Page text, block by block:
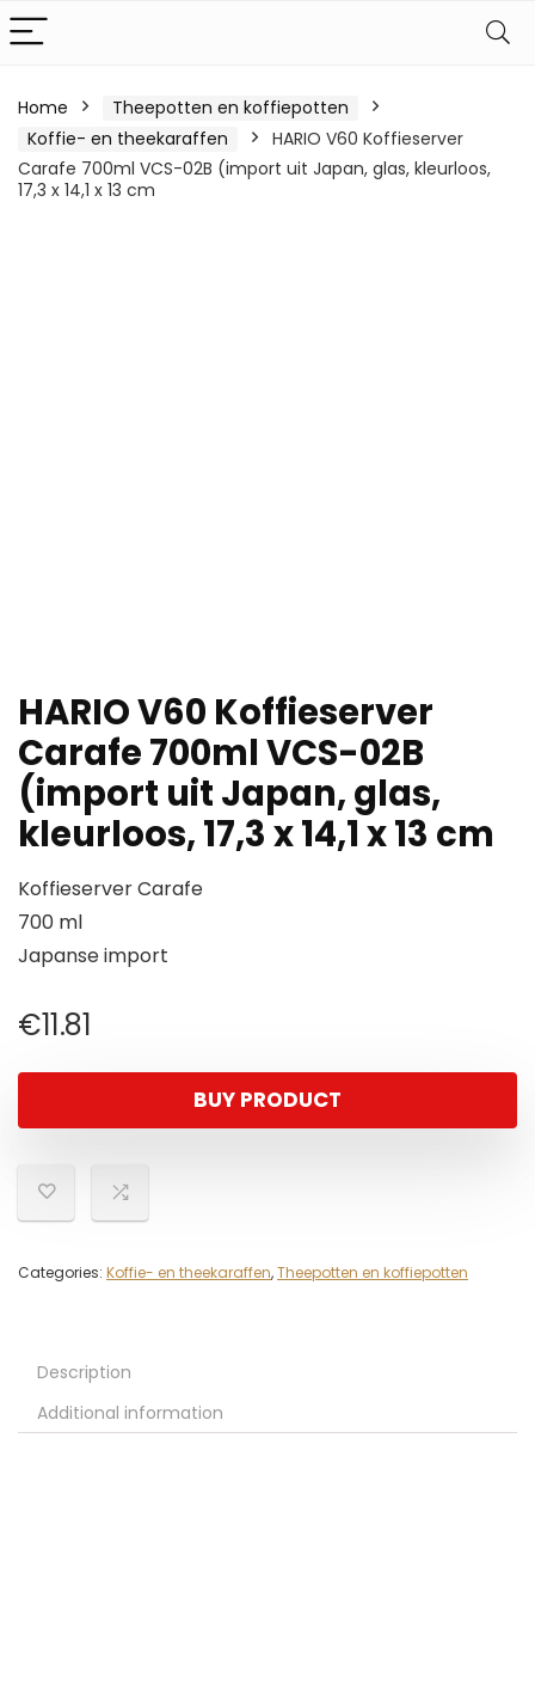
Home
Theepotten en koffiepotten
Koffie- en theekaraffen
HARIO V60 Koffieserver
Carafe 700ml VCS-02B (import uit Japan, glas, kleurloos,
17,3 x 14,1 x 13 cm
HARIO V60 Koffieserver
Carafe 700ml VCS-02B
(import uit Japan, glas,
kleurloos, 17,3 x 14,1 x 13 cm
Koffieserver Carafe
700 ml
Japanse import
€11.81
BUY PRODUCT
Categories: Koffie- en theekaraffen,Theepotten en koffiepotten
Description
Additional information